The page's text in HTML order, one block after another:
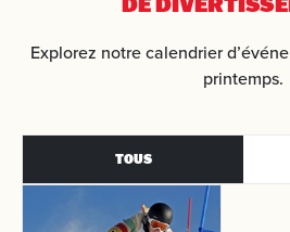
Explorez notre calendrier
printemps.
TOUS